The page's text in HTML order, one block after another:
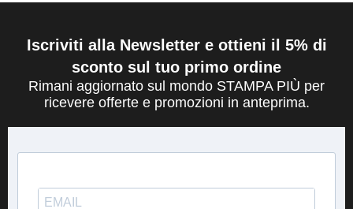
Iscriviti alla Newsletter e ottieni il 5% di
sconto sul tuo primo ordine
Rimani aggiornato sul mondo STAMPA PIÙ per
ricevere offerte e promozioni in anteprima.